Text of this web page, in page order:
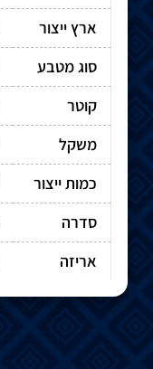
ארץ ייצור
סוג מטבע
קוטר
משקל
כמות ייצור
סדרה
אריזה